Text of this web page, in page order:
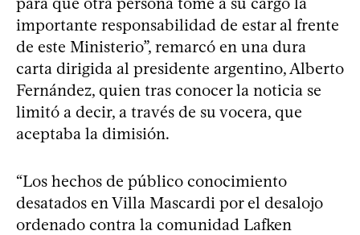
importante responsabilidad de estar al frente
de este Ministerio”, remarcó en una dura
carta dirigida al presidente argentino, Alberto
Fernández, quien tras conocer la noticia se
limitó a decir, a través de su vocera, que
aceptaba la dimisión.
“Los hechos de público conocimiento
desatados en Villa Mascardi por el desalojo
ordenado contra la comunidad Lafken